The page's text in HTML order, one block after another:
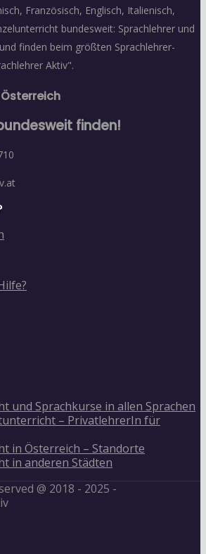
Französisch, Englisch, Italienisch,
bundesweit: Sprachlehrer und
finden beim größten Sprachlehrer-
Aktiv".
finden!
und Sprachkurse in allen Sprachen
– PrivatlehrerIn für
in Österreich – Standorte
in anderen Städten
@ 2018 - 2025 -